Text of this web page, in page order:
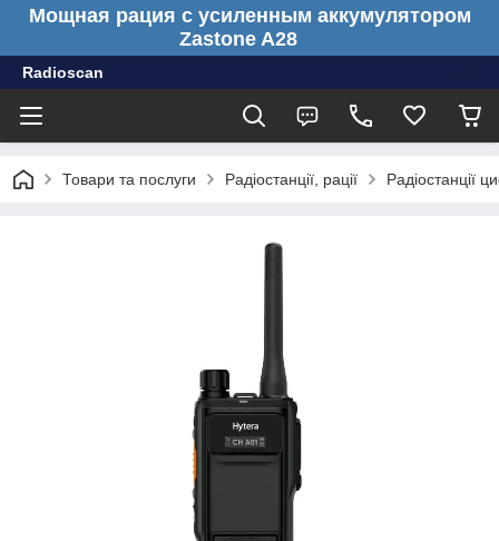
Мощная рация с усиленным аккумулятором
Zastone A28
Radioscan
Товари та послуги Радіостанції, рації Радіостанції